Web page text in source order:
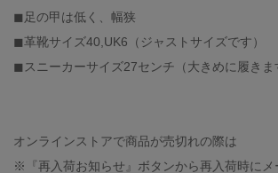
◼︎足の甲は低く、幅狭
◼︎革靴サイズ40,UK6（ジャストサイズです）
◼︎スニーカーサイズ27センチ（大きめに履きま
オンラインストアで商品が売切れの際は
※『再入荷お知らせ』ボタンから再入荷時にメ